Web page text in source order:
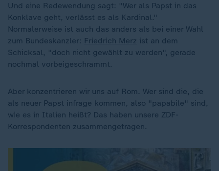
Und eine Redewendung sagt: "Wer als Papst in das
Konklave geht, verlässt es als Kardinal."
Normalerweise ist auch das anders als bei einer Wahl
zum Bundeskanzler: Friedrich Merz ist an dem
Schicksal, "doch nicht gewählt zu werden", gerade
nochmal vorbeigeschrammt.
Aber konzentrieren wir uns auf Rom. Wer sind die, die
als neuer Papst infrage kommen, also "papabile" sind,
wie es in Italien heißt? Das haben unsere ZDF-
Korrespondenten zusammengetragen.